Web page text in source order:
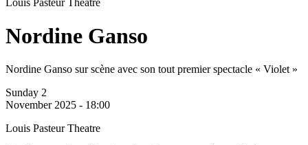
Nordine Ganso
Nordine Ganso sur scène avec son tout premier spectacle « Violet »
Sunday 2
November 2025 - 18:00
Louis Pasteur Theatre